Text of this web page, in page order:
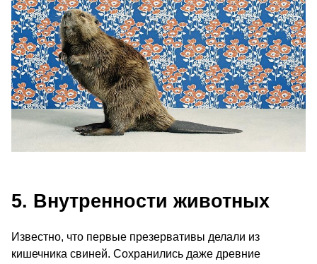
5. Внутренности животных
Известно, что первые презервативы делали из
кишечника свиней. Сохранились даже древние